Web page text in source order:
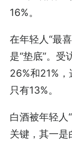
16%。
在年轻人“最
是“垫底”。
26%和21%
只有13%。
白酒被年轻人
关键，其一